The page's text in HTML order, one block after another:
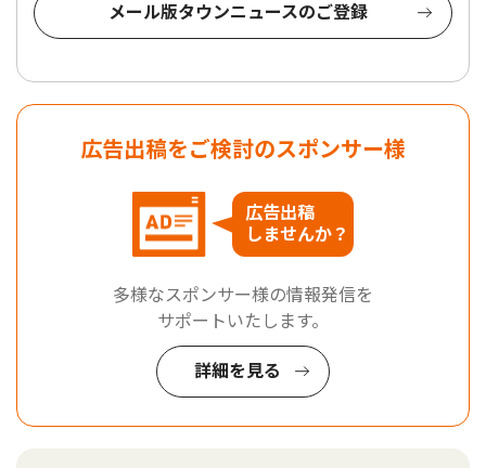
メール版タウンニュースのご登録
広告出稿をご検討のスポンサー様
広告出稿
しませんか？
多様なスポンサー様の情報発信を
サポートいたします。
詳細を見る